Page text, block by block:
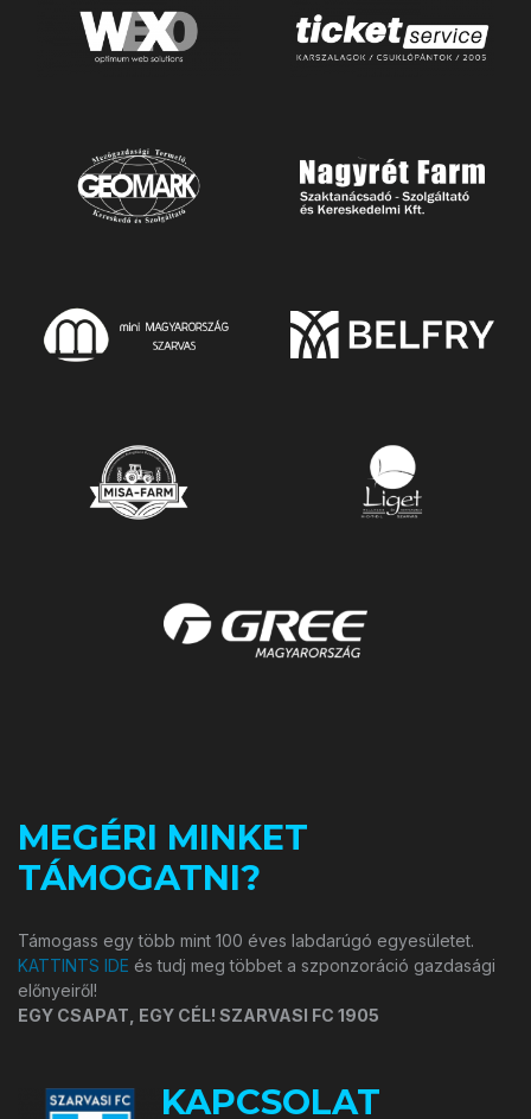
MEGÉRI MINKET
TÁMOGATNI?
Támogass egy több mint 100 éves labdarúgó egyesületet.
KATTINTS IDE és tudj meg többet a szponzoráció gazdasági
előnyeiről!
EGY CSAPAT, EGY CÉL! SZARVASI FC 1905
KAPCSOLAT